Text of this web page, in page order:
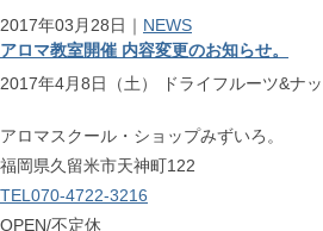
2017年03月28日｜ NEWS
アロマ教室開催 内容変更のお知らせ。
2017年4月8日（土） ドライフルーツ&ナ
アロマスクール・ショップみずいろ。
福岡県久留米市天神町122
TEL070-4722-3216
OPEN/不定休